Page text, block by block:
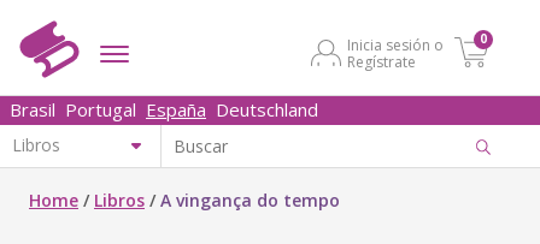
Inicia sesión o
Regístrate
0
Brasil Portugal España Deutschland
Home / Libros /A vingança do tempo